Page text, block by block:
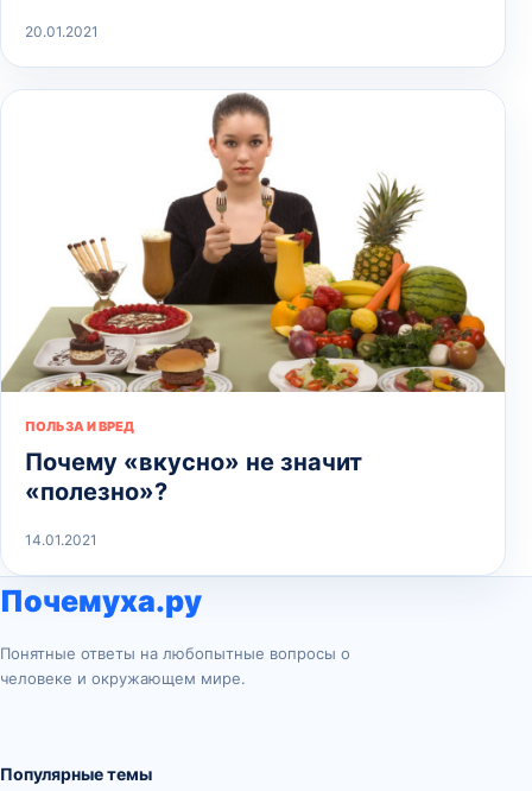
20.01.2021
ПОЛЬЗА И ВРЕД
Почему «вкусно» не значит
«полезно»?
14.01.2021
Почемуха.ру
Понятные ответы на любопытные вопросы о
человеке и окружающем мире.
Популярные темы